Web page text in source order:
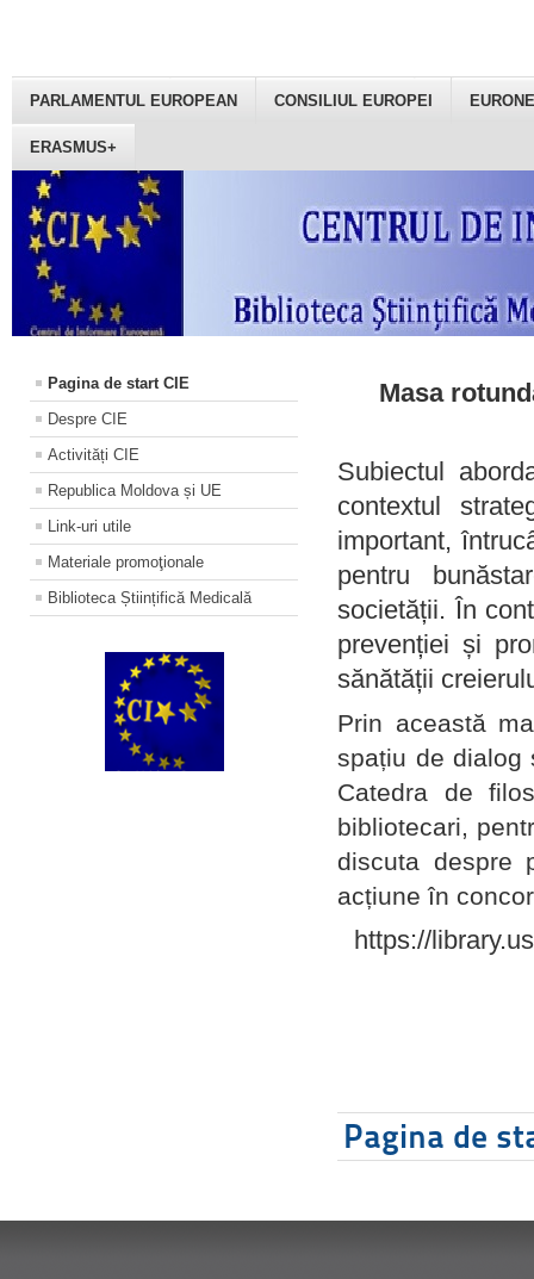
PARLAMENTUL EUROPEAN CONSILIUL EUROPEI
ERASMUS+
Pagina de start CIE
Despre CIE
Activități CIE
Republica Moldova și UE
Link-uri utile
Materiale promoţionale
Biblioteca Științifică Medicală
Masa
Subiectul
contextul
important,
pentru
societății. În
prevenției și
sănătății
Prin această
spațiu de dialog
Catedra de
bibliotecari,
discuta despre
acțiune în
https://
Pagina de